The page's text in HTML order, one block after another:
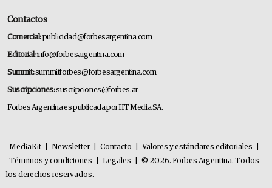
Contactos
Comercial:publicidad@forbesargentina.com
Editorial:info@forbesargentina.com
Summit:summitforbes@forbesargentina.com
Suscripciones:suscripciones@forbes.ar
Forbes Argentina es publicada por HT Media SA.
MediaKit Newsletter Contacto Valores y estándares editoriales
Términos y condiciones
Legales
© 2026. Forbes Argentina. Todos
los derechos reservados.